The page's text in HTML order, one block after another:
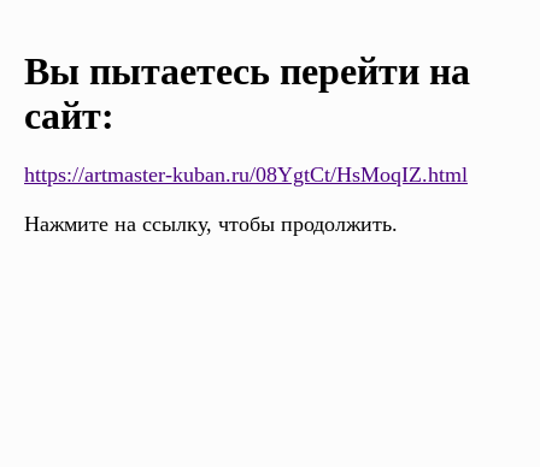
Вы пытаетесь перейти на
сайт:
https://artmaster-kuban.ru/08YgtCt/HsMoqIZ.html
Нажмите на ссылку, чтобы продолжить.